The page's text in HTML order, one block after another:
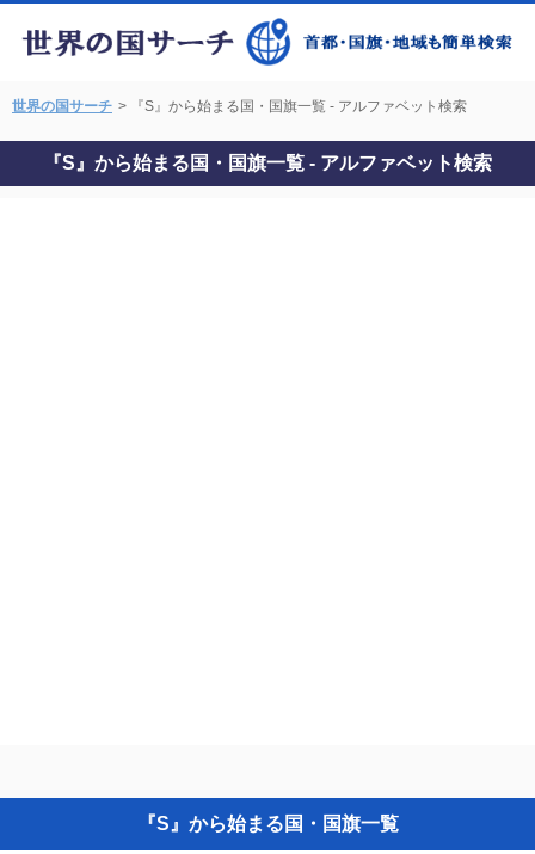
世界の国サーチ > 『S』から始まる国・国旗一覧 - アルファベット検索
『S』から始まる国・国旗一覧 - アルファベット検索
『S』から始まる国・国旗一覧